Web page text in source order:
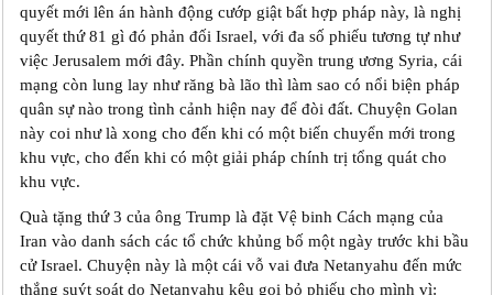
quyết mới lên án hành động cướp giật bất hợp pháp này, là nghị
quyết thứ 81 gì đó phản đối Israel, với đa số phiếu tương tự như
việc Jerusalem mới đây. Phần chính quyền trung ương Syria, cái
mạng còn lung lay như răng bà lão thì làm sao có nổi biện pháp
quân sự nào trong tình cảnh hiện nay để đòi đất. Chuyện Golan
này coi như là xong cho đến khi có một biến chuyển mới trong
khu vực, cho đến khi có một giải pháp chính trị tổng quát cho
khu vực.
Quà tặng thứ 3 của ông Trump là đặt Vệ binh Cách mạng của
Iran vào danh sách các tổ chức khủng bố một ngày trước khi bầu
cử Israel. Chuyện này là một cái vỗ vai đưa Netanyahu đến mức
thắng suýt soát do Netanyahu kêu gọi bỏ phiếu cho mình vì: